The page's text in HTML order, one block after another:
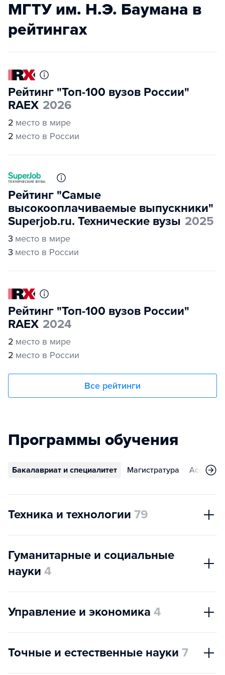
МГТУ им. Н.Э. Баумана в
рейтингах
Рейтинг "Топ-100 вузов России"
RAEX 2026
2 место в мире
2 место в России
Рейтинг "Самые
высокооплачиваемые выпускники"
Superjob.ru. Технические вузы 2025
3 место в мире
3 место в России
Рейтинг "Топ-100 вузов России"
RAEX 2024
2 место в мире
2 место в России
Все рейтинги
Программы обучения
Бакалавриат и специалитет Магистратура
Техника и технологии 79
Гуманитарные и социальные
науки 4
Управление и экономика 4
Точные и естественные науки 7